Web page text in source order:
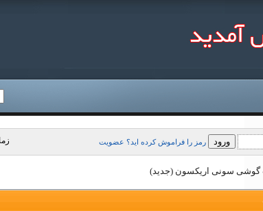
زمان رمز را فراموش کرده اید؟ عضویت